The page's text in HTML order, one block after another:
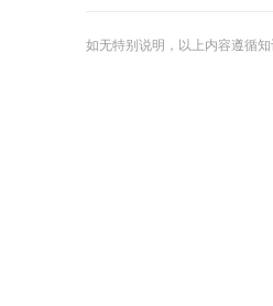
如无特别说明，以上内容遵循